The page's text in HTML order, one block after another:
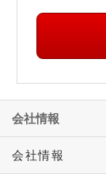
会社情報
会社情報
社長メッセージ
会社概要
事業案内
会社沿革
業績
決算公告
組織図
営業拠点
関連企業
お知らせ